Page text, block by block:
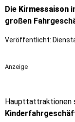
Die Kirmessaison
großen
Veröffentlicht:
Anzeige
Haupttattraktionen